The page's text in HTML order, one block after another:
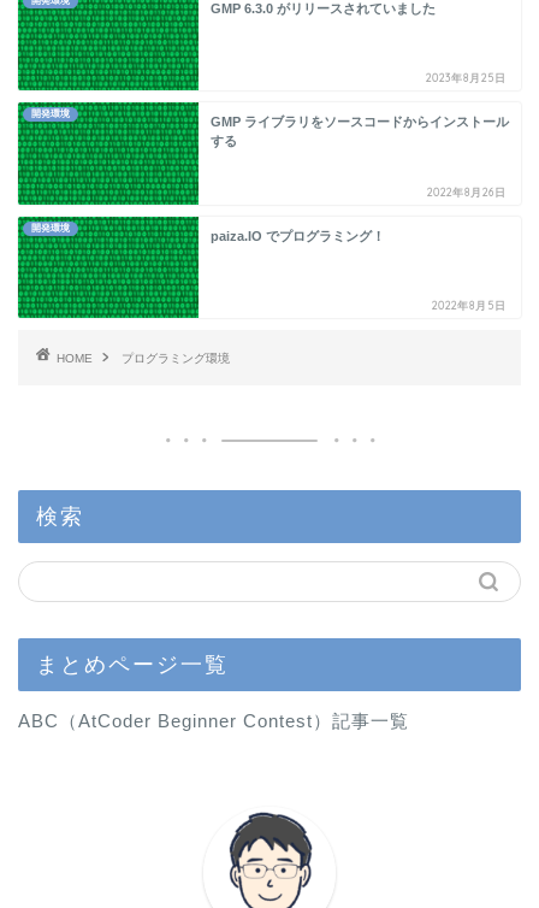
GMP 6.3.0 がリリースされていました
2023年8月25日
開発環境
GMP ライブラリをソースコードからインストール
する
2022年8月26日
開発環境
paiza.IO でプログラミング！
2022年8月5日
HOME プログラミング環境
検索
まとめページ一覧
ABC（AtCoder Beginner Contest）記事一覧